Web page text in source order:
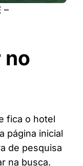
–
no
fica o hotel
página inicial
de pesquisa
na busca.